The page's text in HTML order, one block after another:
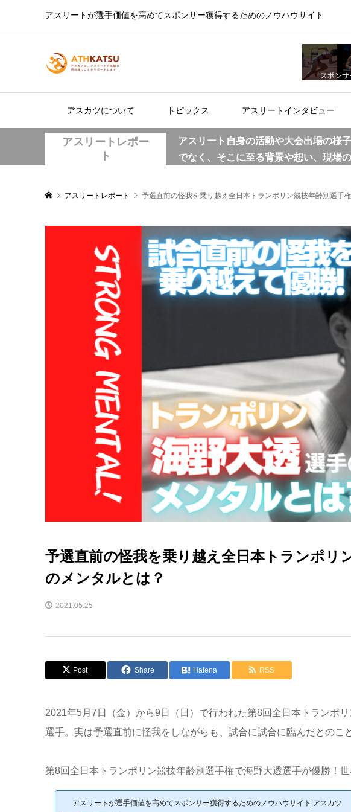
アスリートが選手価値を高めてスポンサー獲得するためのノウハウサイト
アスカツについて トピックス アスリートインタビュー
アスリートレポー
ト
アスリート自身の活動や大会出場の様
でなく、そこに至る背景や想い、現場
アスリートレポート 予選直前の怪我を乗り越え全日本トランポリン競技年齢別選手
予選直前の怪我を乗り越え全日本トランポリ
のメンタルとは？
2021.05.25
Post Share Hatena RSS
2021年5月7日（金）から9日（日）で行われた第8回全日本トランポ
選手。実は予選直前に怪我をしながらも、試合に試合に臨んだとのこと
第8回全日本トランポリン競技年齢別選手権で海野大透選手が優勝！世
アスリートが選手価値を高めてスポンサー獲得するためのノウハウサイト|アスカツ